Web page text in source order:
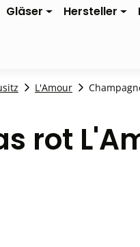
Gläser Hersteller
L'Amour
rot